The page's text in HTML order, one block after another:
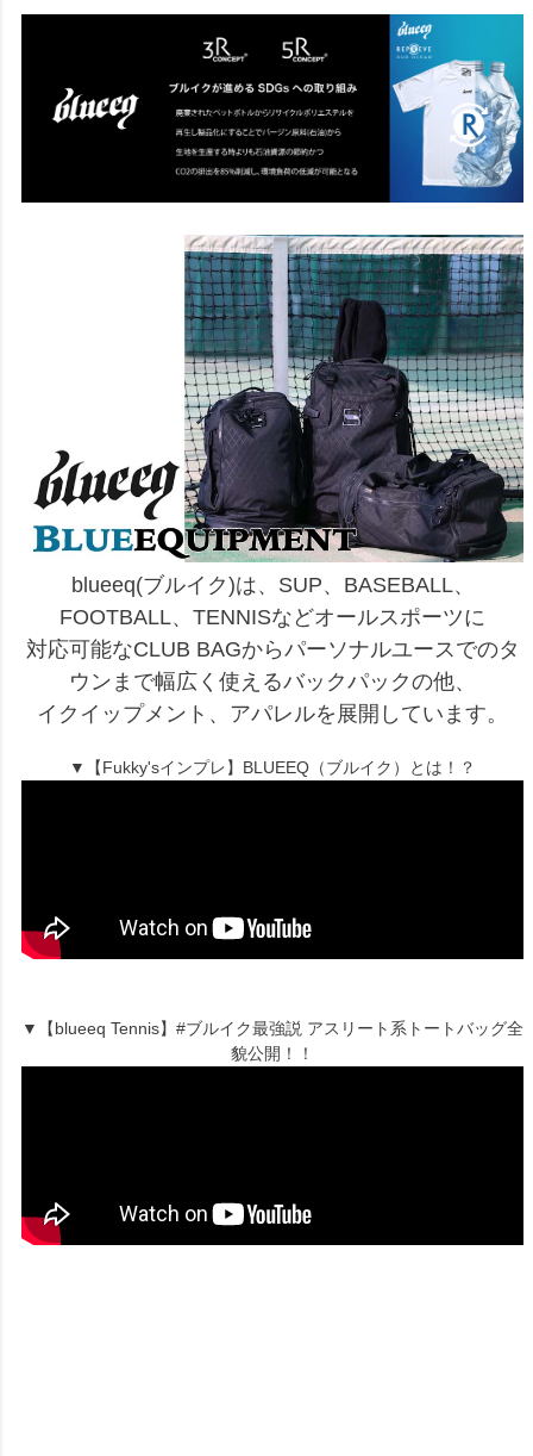
blueeq(ブルイク)は、SUP、BASEBALL、
FOOTBALL、TENNISなどオールスポーツに
対応可能なCLUB BAGからパーソナルユースでのタ
ウンまで幅広く使えるバックパックの他、
イクイップメント、アパレルを展開しています。
▼【Fukky'sインプレ】BLUEEQ（ブルイク）とは！？
▼【blueeq Tennis】#ブルイク最強説 アスリート系トートバッグ全
貌公開！！